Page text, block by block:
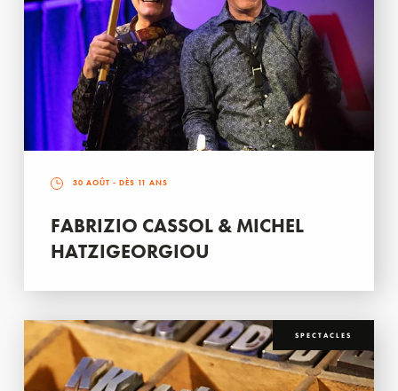
30 AOÛT - DÈS 11 ANS
FABRIZIO CASSOL & MICHEL
HATZIGEORGIOU
SPECTACLES